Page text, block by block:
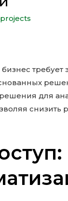
требует
для
снизить